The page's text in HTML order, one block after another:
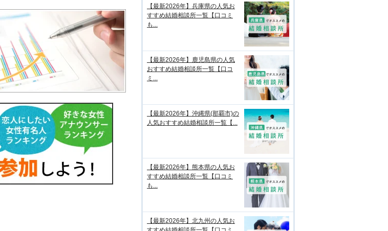
【最新2026年】兵庫県の人気お
すすめ結婚相談所一覧【口コミ
も...
【最新2026年】鹿児島県の人気
おすすめ結婚相談所一覧【口コ
ミ...
【最新2026年】沖縄県(那覇市)の
人気おすすめ結婚相談所一覧【...
【最新2026年】熊本県の人気お
すすめ結婚相談所一覧【口コミ
も...
【最新2026年】北九州の人気お